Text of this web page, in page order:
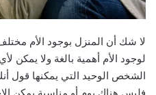
لا شك أن المنزل بوجود الأم
لوجود الأم أهمية بالغة ولا
الشخص الوحيد التي يمكنها قول
فليس هناك يوم أو مناسبة يمكن